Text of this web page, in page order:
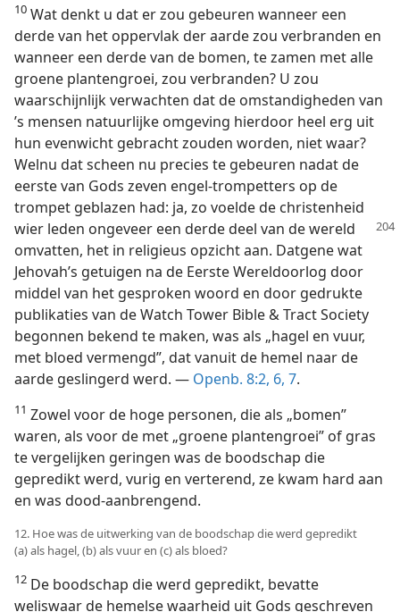
10 Wat denkt u dat er zou gebeuren wanneer een
derde van het oppervlak der aarde zou verbranden en
wanneer een derde van de bomen, te zamen met alle
groene plantengroei, zou verbranden? U zou
waarschijnlijk verwachten dat de omstandigheden van
’s mensen natuurlijke omgeving hierdoor heel erg uit
hun evenwicht gebracht zouden worden, niet waar?
Welnu dat scheen nu precies te gebeuren nadat de
eerste van Gods zeven engel-trompetters op de
trompet geblazen had: ja, zo voelde de christenheid
wier leden ongeveer een derde deel van de wereld
omvatten, het in religieus opzicht aan. Datgene wat
Jehovah’s getuigen na de Eerste Wereldoorlog door
middel van het gesproken woord en door gedrukte
publikaties van de Watch Tower Bible & Tract Society
begonnen bekend te maken, was als „hagel en vuur,
met bloed vermengd”, dat vanuit de hemel naar de
aarde geslingerd werd. — Openb. 8:2, 6, 7.
11 Zowel voor de hoge personen, die als „bomen”
waren, als voor de met „groene plantengroei” of gras
te vergelijken geringen was de boodschap die
gepredikt werd, vurig en verterend, ze kwam hard aan
en was dood-aanbrengend.
12. Hoe was de uitwerking van de boodschap die werd gepredikt
(a) als hagel, (b) als vuur en (c) als bloed?
12 De boodschap die werd gepredikt, bevatte
weliswaar de hemelse waarheid uit Gods geschreven